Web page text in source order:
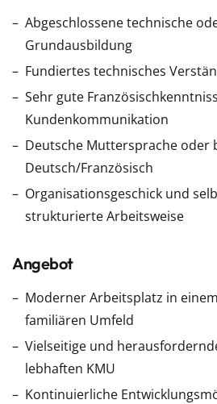
Abgeschlossene technische
Grundausbildung
Fundiertes technisches
Sehr gute
Kundenkommunikation
Deutsche Muttersprache oder
Deutsch/Französisch
Organisationsgeschick und
strukturierte Arbeitsweise
Angebot
Moderner Arbeitsplatz in
familiären Umfeld
Vielseitige und
lebhaften KMU
Kontinuierliche